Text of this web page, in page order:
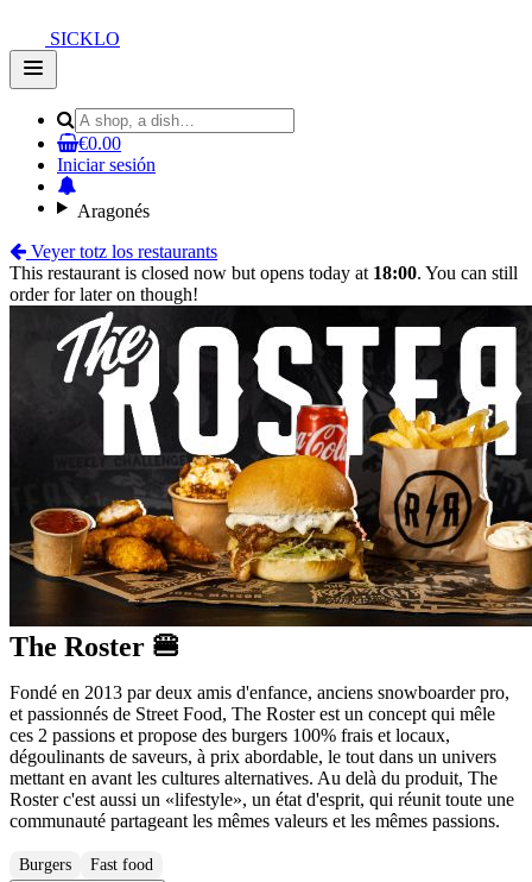
SICKLO
Open
main
€0.00
Iniciar sesión
Aragonés
Veyer totz los restaurants
This restaurant is closed now but opens today at 18:00. You can still
order for later on though!
The Roster 🍔
Fondé en 2013 par deux amis d'enfance, anciens snowboarder pro,
et passionnés de Street Food, The Roster est un concept qui mêle
ces 2 passions et propose des burgers 100% frais et locaux,
dégoulinants de saveurs, à prix abordable, le tout dans un univers
mettant en avant les cultures alternatives. Au delà du produit, The
Roster c'est aussi un «lifestyle», un état d'esprit, qui réunit toute une
communauté partageant les mêmes valeurs et les mêmes passions.
Burgers
Fast food